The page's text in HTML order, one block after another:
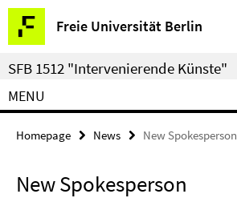
Springe
direkt
zu
Inhalt
Freie Universität Berlin
Service
Navigation
SFB 1512 "Intervenierende Künste"
MENU
Homepage News New Spokesperson
New Spokesperson